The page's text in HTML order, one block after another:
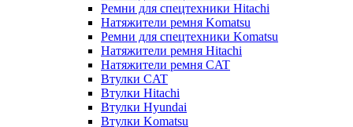
Ремни для спецтехники Hitachi
Натяжители ремня Komatsu
Ремни для спецтехники Komatsu
Натяжители ремня Hitachi
Натяжители ремня CAT
Втулки CAT
Втулки Hitachi
Втулки Hyundai
Втулки Komatsu